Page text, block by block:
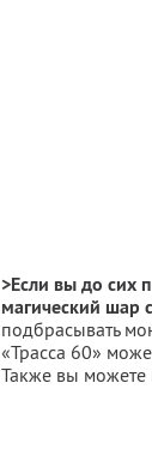
>Если вы до сих
магический шар
подбрасывать
«Трасса 60»
Также вы можете